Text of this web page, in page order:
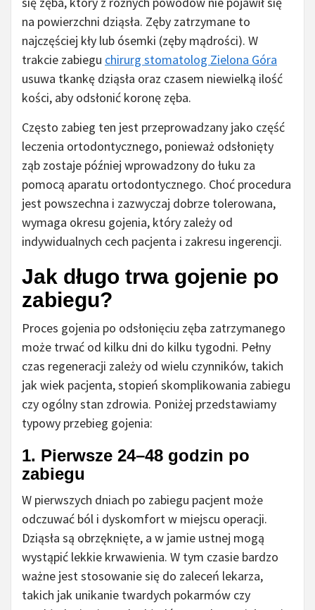
na powierzchni dziąsła. Zęby zatrzymane to
najczęściej kły lub ósemki (zęby mądrości). W
trakcie zabiegu chirurg stomatolog Zielona Góra
usuwa tkankę dziąsła oraz czasem niewielką ilość
kości, aby odsłonić koronę zęba.
Często zabieg ten jest przeprowadzany jako część
leczenia ortodontycznego, ponieważ odsłonięty
ząb zostaje później wprowadzony do łuku za
pomocą aparatu ortodontycznego. Choć procedura
jest powszechna i zazwyczaj dobrze tolerowana,
wymaga okresu gojenia, który zależy od
indywidualnych cech pacjenta i zakresu ingerencji.
Jak długo trwa gojenie po
zabiegu?
Proces gojenia po odsłonięciu zęba zatrzymanego
może trwać od kilku dni do kilku tygodni. Pełny
czas regeneracji zależy od wielu czynników, takich
jak wiek pacjenta, stopień skomplikowania zabiegu
czy ogólny stan zdrowia. Poniżej przedstawiamy
typowy przebieg gojenia:
1. Pierwsze 24–48 godzin po
zabiegu
W pierwszych dniach po zabiegu pacjent może
odczuwać ból i dyskomfort w miejscu operacji.
Dziąsła są obrzęknięte, a w jamie ustnej mogą
wystąpić lekkie krwawienia. W tym czasie bardzo
ważne jest stosowanie się do zaleceń lekarza,
takich jak unikanie twardych pokarmów czy